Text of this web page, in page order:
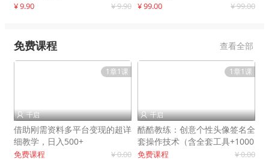
¥ 9.90 ¥ 9.90 ¥ 99.00 ¥ 99.00
免费课程 查看全部
1章1课
 千启
借助刚需资料多平台变现的超详
细教学，日入500+
免费课程 ¥ 0.00
1章1课
 千启
酷酷教练：创意个性头像签名全
套操作技术（含全套工具+1000
套模板）
免费课程 ¥ 0.00